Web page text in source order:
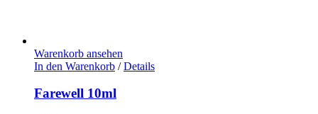
Warenkorb ansehen
In den Warenkorb / Details
Farewell 10ml